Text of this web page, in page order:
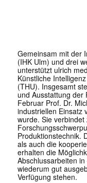
Gemeinsam mit der
(IHK Ulm) und drei
unterstützt ulrich
Künstliche
(THU). Insgesamt
und Ausstattung der
Februar Prof. Dr.
industriellen Einsatz
wurde. Sie verbindet
Produktionstechnik.
als auch die
erhalten die
Abschlussarbeiten
wiederum gut
Verfügung stehen.